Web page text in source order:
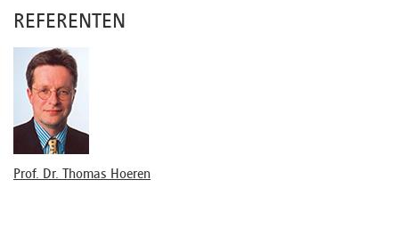
Besondere Vertragstypen
Open-Source (GPL v. 2/3)
Hinterlegungsvereinbarungen (Escrow)
Wartung und Pflege von IT-Produkten
Cloud Computing (ausführlich)
Agile Methoden: Scrum
KI-Verträge und Datenverträge
REFERENTEN
Prof. Dr. Thomas Hoeren